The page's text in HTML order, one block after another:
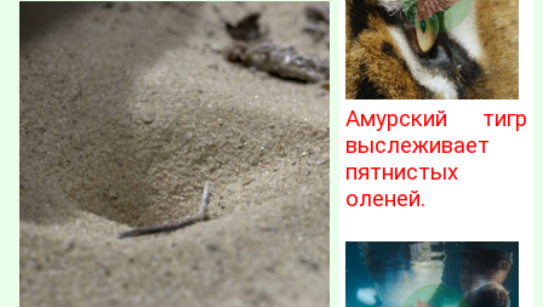
Амурский тигр
выслеживает
пятнистых
оленей.